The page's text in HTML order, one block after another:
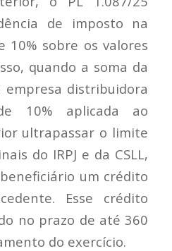
de imposto na
sobre os valores
quando a soma da
distribuidora
10% aplicada ao
ultrapassar o limite
do IRPJ e da CSLL,
um crédito
Esse crédito
no prazo de até 360
do exercício.